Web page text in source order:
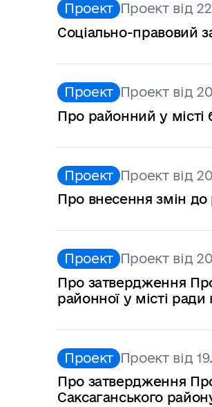
Проект Проект від
Соціально-правовий
Проект Проект від
Про районний у місті
Проект Проект від
Про внесення змін до
Проект Проект від
Про затвердження
районної у місті
Проект Проект від
Про затвердження
Саксаганського